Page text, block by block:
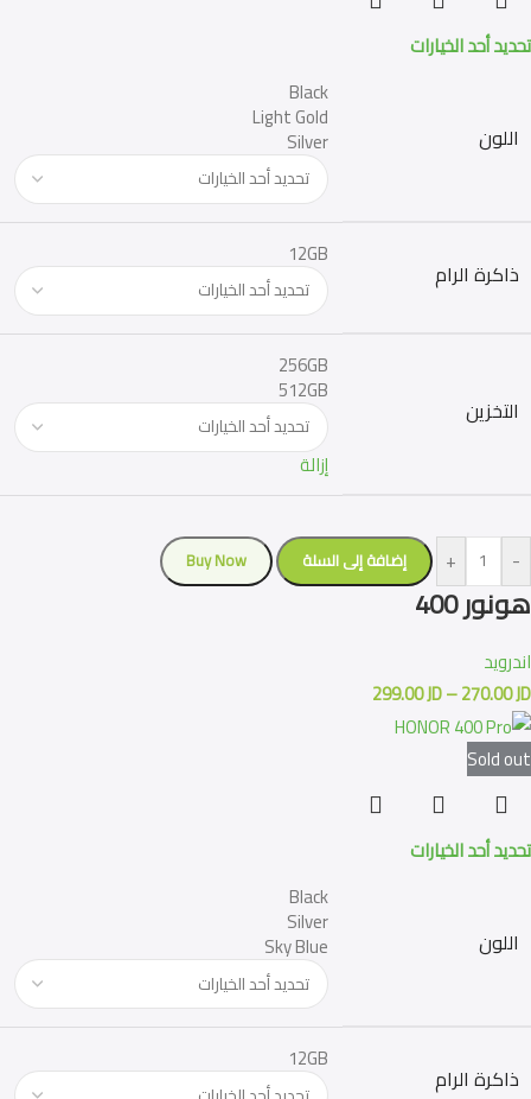
تحديد أحد الخيارات
اللون
Black
Light Gold
Silver
ذاكرة الرام
12GB
التخزين
256GB
512GB
إزالة
-
+ إضافة إلى السلة Buy Now
هونور 400
اندرويد
270.00JD
–
299.00JD
Sold out
تحديد أحد الخيارات
اللون
Black
Silver
Sky Blue
ذاكرة الرام
12GB